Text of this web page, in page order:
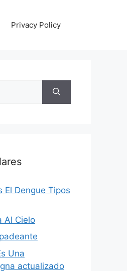
Privacy Policy
El Dengue Tipos
Al Cielo
Una
actualizado